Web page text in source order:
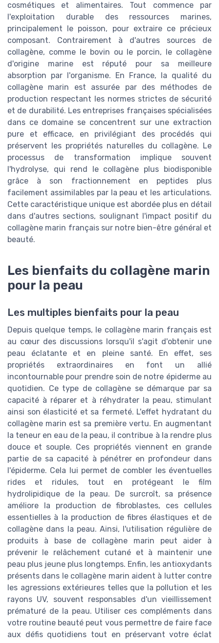
cosmétiques et alimentaires. Tout commence par
l'exploitation durable des ressources marines,
principalement le poisson, pour extraire ce précieux
composant. Contrairement à d'autres sources de
collagène, comme le bovin ou le porcin, le collagène
d'origine marine est réputé pour sa meilleure
absorption par l'organisme. En France, la qualité du
collagène marin est assurée par des méthodes de
production respectant les normes strictes de sécurité
et de durabilité. Les entreprises françaises spécialisées
dans ce domaine se concentrent sur une extraction
pure et efficace, en privilégiant des procédés qui
préservent les propriétés naturelles du collagène. Le
processus de transformation implique souvent
l'hydrolyse, qui rend le collagène plus biodisponible
grâce à son fractionnement en peptides plus
facilement assimilables par la peau et les articulations.
Cette caractéristique unique est abordée plus en détail
dans d'autres sections, soulignant l'impact positif du
collagène marin français sur notre bien-être général et
beauté.
Les bienfaits du collagène marin
pour la peau
Les multiples bienfaits pour la peau
Depuis quelque temps, le collagène marin français est
au cœur des discussions lorsqu'il s'agit d'obtenir une
peau éclatante et en pleine santé. En effet, ses
propriétés extraordinaires en font un allié
incontournable pour prendre soin de notre épiderme au
quotidien. Ce type de collagène se démarque par sa
capacité à réparer et à réhydrater la peau, stimulant
ainsi son élasticité et sa fermeté. L'effet hydratant du
collagène marin est sa première vertu. En augmentant
la teneur en eau de la peau, il contribue à la rendre plus
douce et souple. Ces propriétés viennent en grande
partie de sa capacité à pénétrer en profondeur dans
l'épiderme. Cela lui permet de combler les éventuelles
rides et ridules, tout en protégeant le film
hydrolipidique de la peau. De surcroît, sa présence
améliore la production de fibroblastes, ces cellules
essentielles à la production de fibres élastiques et de
collagène dans la peau. Ainsi, l'utilisation régulière de
produits à base de collagène marin peut aider à
prévenir le relâchement cutané et à maintenir une
peau plus jeune plus longtemps. Enfin, les antioxydants
présents dans le collagène marin aident à lutter contre
les agressions extérieures telles que la pollution et les
rayons UV, souvent responsables d'un vieillissement
prématuré de la peau. Utiliser ces compléments dans
votre routine beauté peut vous permettre de faire face
aux défis quotidiens tout en préservant votre éclat